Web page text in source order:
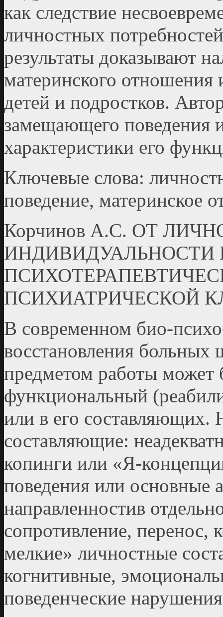
как следствие
личностных
результаты доказывают
материнского
детей и подростков.
замещающего поведения
характеристики его
Ключевые слова:
поведение, материнское
Корчинов А.С. ОТ
ИНДИВИДУАЛЬНОСТИ
ПСИХИАТРИЧЕСКОЙ
В современном био-
восстановления больных
предметом работы может
функциональный
или в его составляющих.
составляющие:
копинги или «Я-
поведения или основные
направленностив
сопротивление, перенос,
мелкие» личностные
когнитивные,
поведенческие